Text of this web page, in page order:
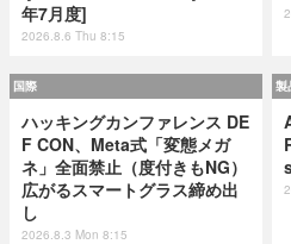
年7月度]
2026.8.6 Thu 8:15
国際
ハッキングカンファレンス DE
F CON、Meta式「変態メガ
ネ」全面禁止（度付きもNG）
広がるスマートグラス締め出
し
2026.8.3 Mon 8:15
製